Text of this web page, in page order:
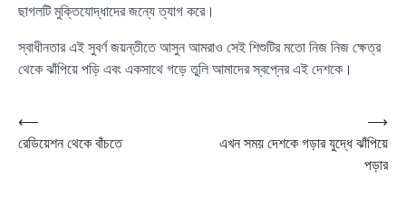
ছাগলটি মুক্তিযোদ্ধাদের জন্যে ত্যাগ করে।
স্বাধীনতার এই সুবর্ণ জয়ন্তীতে আসুন আমরাও সেই শিশুটির মতো নিজ নিজ ক্ষেত্র
থেকে ঝাঁপিয়ে পড়ি এবং একসাথে গড়ে তুলি আমাদের স্বপ্নের এই দেশকে।
Post
navigation
⟵
রেডিয়েশন থেকে বাঁচতে
এখন সময় দেশকে গড়ার যুদ্ধে ঝাঁপিয়ে
পড়ার
⟶